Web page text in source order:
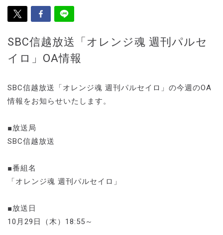
SBC信越放送「オレンジ魂 週刊パルセ
イロ」OA情報
SBC信越放送「オレンジ魂 週刊パルセイロ」の今週のOA
情報をお知らせいたします。
■放送局
SBC信越放送
■番組名
「オレンジ魂 週刊パルセイロ」
■放送日
10月29日（木）18:55～